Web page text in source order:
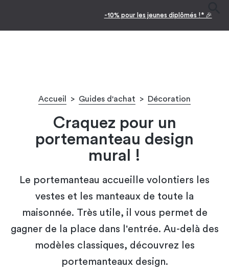
-10% pour les jeunes diplômés !* 🎉
Accueil > Guides d'achat > Décoration
Craquez pour un
portemanteau design
mural !
Le portemanteau accueille volontiers les
vestes et les manteaux de toute la
maisonnée. Très utile, il vous permet de
gagner de la place dans l'entrée. Au-delà des
modèles classiques, découvrez les
portemanteaux design.